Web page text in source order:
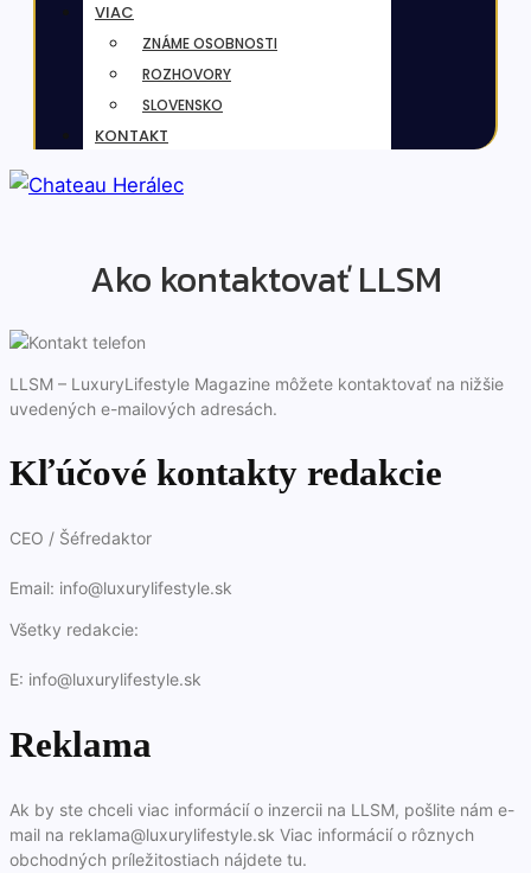
VIAC
ZNÁME OSOBNOSTI
ROZHOVORY
SLOVENSKO
KONTAKT
Ako kontaktovať LLSM
LLSM – LuxuryLifestyle Magazine môžete kontaktovať na nižšie
uvedených e-mailových adresách.
Kľúčové kontakty redakcie
CEO / Šéfredaktor
Email: info@luxurylifestyle.sk
Všetky redakcie:
E: info@luxurylifestyle.sk
Reklama
Ak by ste chceli viac informácií o inzercii na LLSM, pošlite nám e-
mail na reklama@luxurylifestyle.sk Viac informácií o rôznych
obchodných príležitostiach nájdete tu.